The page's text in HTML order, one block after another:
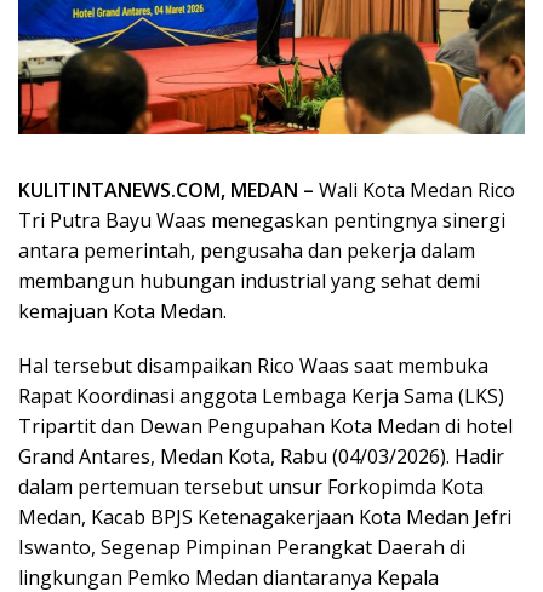
KULITINTANEWS.COM, MEDAN – Wali Kota Medan Rico
Tri Putra Bayu Waas menegaskan pentingnya sinergi
antara pemerintah, pengusaha dan pekerja dalam
membangun hubungan industrial yang sehat demi
kemajuan Kota Medan.
Hal tersebut disampaikan Rico Waas saat membuka
Rapat Koordinasi anggota Lembaga Kerja Sama (LKS)
Tripartit dan Dewan Pengupahan Kota Medan di hotel
Grand Antares, Medan Kota, Rabu (04/03/2026). Hadir
dalam pertemuan tersebut unsur Forkopimda Kota
Medan, Kacab BPJS Ketenagakerjaan Kota Medan Jefri
Iswanto, Segenap Pimpinan Perangkat Daerah di
lingkungan Pemko Medan diantaranya Kepala